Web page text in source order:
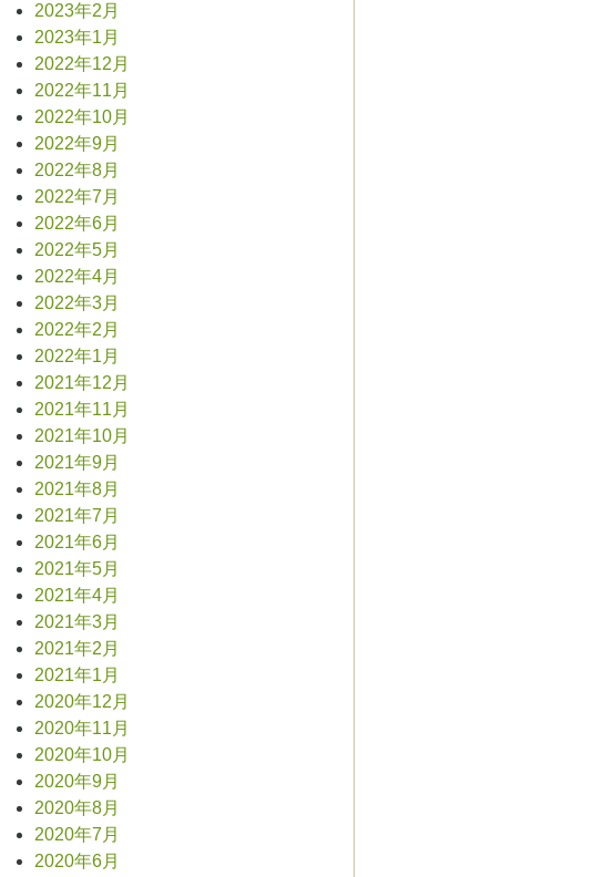
2023年2月
2023年1月
2022年12月
2022年11月
2022年10月
2022年9月
2022年8月
2022年7月
2022年6月
2022年5月
2022年4月
2022年3月
2022年2月
2022年1月
2021年12月
2021年11月
2021年10月
2021年9月
2021年8月
2021年7月
2021年6月
2021年5月
2021年4月
2021年3月
2021年2月
2021年1月
2020年12月
2020年11月
2020年10月
2020年9月
2020年8月
2020年7月
2020年6月